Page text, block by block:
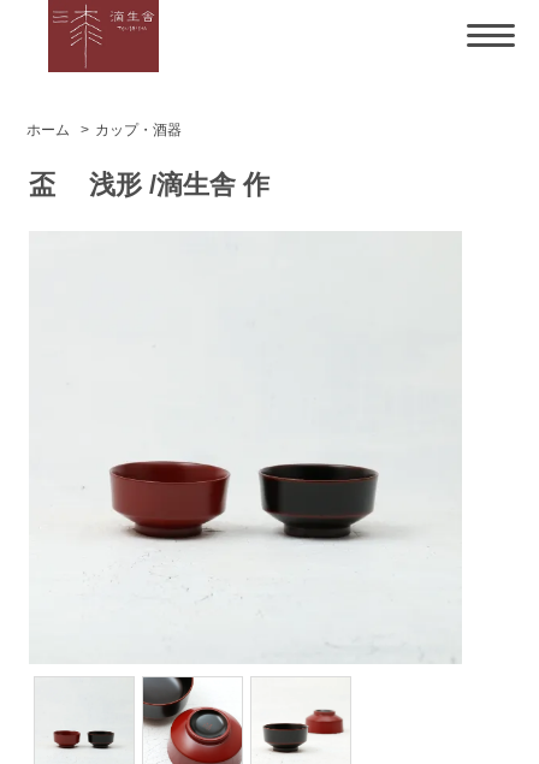
ホーム > カップ・酒器
盃 浅形 /滴生舎 作